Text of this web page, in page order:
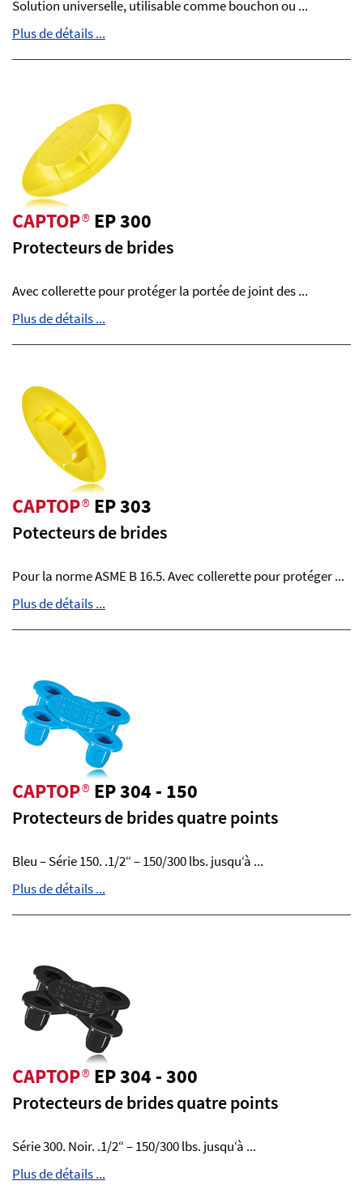
Solution universelle, utilisable comme bouchon ou ...
Plus de détails ...
CAPTOP®EP 300
Protecteurs de brides
Avec collerette pour protéger la portée de joint des ...
Plus de détails ...
CAPTOP®EP 303
Potecteurs de brides
Pour la norme ASME B 16.5. Avec collerette pour protéger ...
Plus de détails ...
CAPTOP®EP 304 - 150
Protecteurs de brides quatre points
Bleu – Série 150. .1/2“ – 150/300 lbs. jusqu‘à ...
Plus de détails ...
CAPTOP®EP 304 - 300
Protecteurs de brides quatre points
Série 300. Noir. .1/2“ – 150/300 lbs. jusqu‘à ...
Plus de détails ...